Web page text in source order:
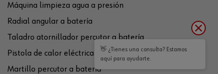
Máquina limpieza agua a presión
Radial angular a batería
Taladro atornillador percutor a batería
Pistola de calor eléctrica
Martillo percutor a batería
👋 ¿Tienes una consulta? Estamos
aquí para ayudarte.